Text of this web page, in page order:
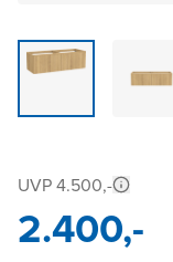
UVP 4.500,-
2.400,-